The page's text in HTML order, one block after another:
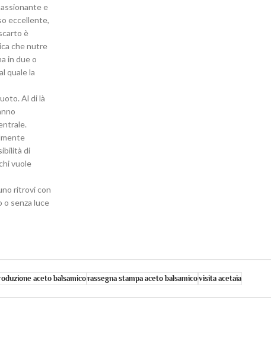
e
eccellente,
è
che nutre
in due o
quale la
Al di là
di
vuole
ritrovi con
o senza luce
aceto balsamicorassegna stampa aceto balsamicovisita acetaia